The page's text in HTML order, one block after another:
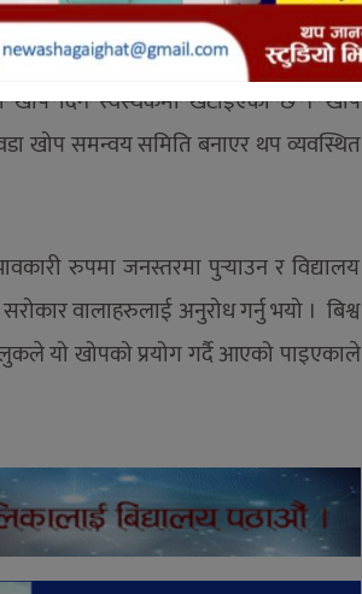
१ हजार २१ कोशोरी गरि ६ हजार ३ सय ६३
दिने स्वस्थकर्मी खटाइएको छ । खोप
खोप समन्वय समिति बनाएर थप व्यवस्थित
रुपमा जनस्तरमा पुर्‍याउन र विद्यालय
वालाहरुलाई अनुरोध गर्नु भयो । बिश्व
यो खोपको प्रयोग गर्दै आएको पाइएकाले